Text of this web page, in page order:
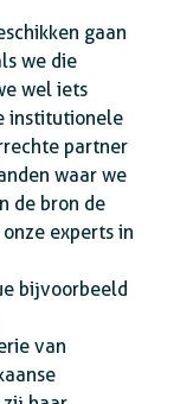
gaan
we die
wel iets
institutionele
partner
waar we
de bron de
experts in
bijvoorbeeld
van